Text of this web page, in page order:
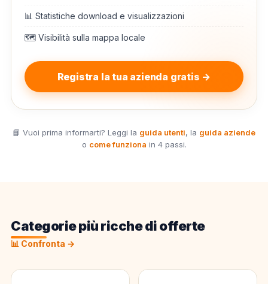
📊 Statistiche download e visualizzazioni
🗺️ Visibilità sulla mappa locale
Registra la tua azienda gratis →
📘 Vuoi prima informarti? Leggi la guida utenti, la guida aziende
o come funziona in 4 passi.
Categorie più ricche di offerte
📊 Confronta →